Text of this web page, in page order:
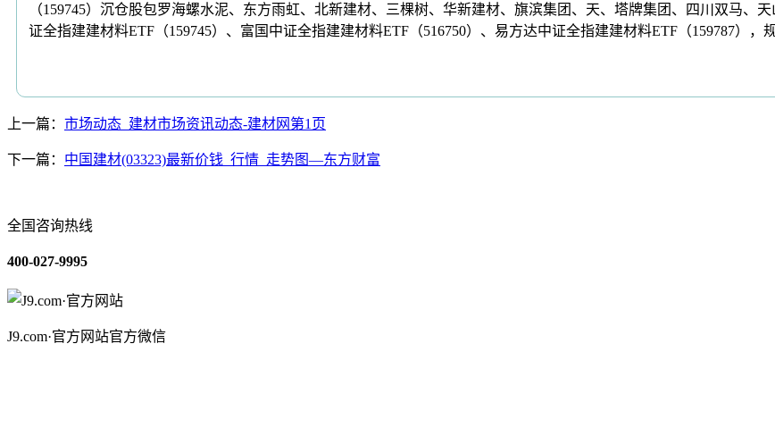
（159745）沉仓股包罗海螺水泥、东方雨虹、北新建材、三棵树、华新建材、旗滨集团、天、塔牌集团、四川双马、
证全指建建材料ETF（159745）、富国中证全指建建材料ETF（516750）、易方达中证全指建建材料ETF（159787），
上一篇： 市场动态_建材市场资讯动态-建材网第1页
下一篇： 中国建材(03323)最新价钱_行情_走势图—东方财富
全国咨询热线
400-027-9995
J9.com·官方网站官方微信